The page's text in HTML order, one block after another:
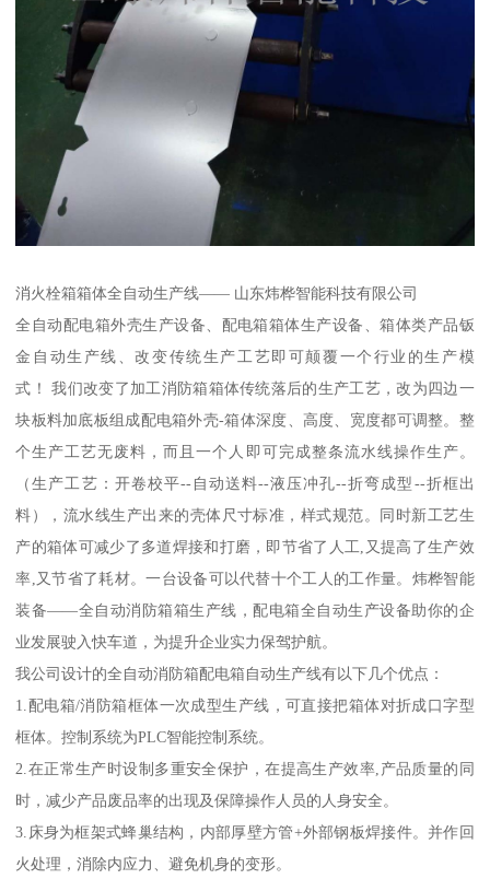
消火栓箱箱体全自动生产线—— 山东炜桦智能科技有限公司
全自动配电箱外壳生产设备、配电箱箱体生产设备、箱体类产品钣
金自动生产线、改变传统生产工艺即可颠覆一个行业的生产模
式！ 我们改变了加工消防箱箱体传统落后的生产工艺，改为四边一
块板料加底板组成配电箱外壳-箱体深度、高度、宽度都可调整。整
个生产工艺无废料，而且一个人即可完成整条流水线操作生产。
（生产工艺：开卷校平--自动送料--液压冲孔--折弯成型--折框出
料），流水线生产出来的壳体尺寸标准，样式规范。同时新工艺生
产的箱体可减少了多道焊接和打磨，即节省了人工,又提高了生产效
率,又节省了耗材。一台设备可以代替十个工人的工作量。炜桦智能
装备——全自动消防箱箱生产线，配电箱全自动生产设备助你的企
业发展驶入快车道，为提升企业实力保驾护航。
我公司设计的全自动消防箱配电箱自动生产线有以下几个优点：
1.配电箱/消防箱框体一次成型生产线，可直接把箱体对折成口字型
框体。控制系统为PLC智能控制系统。
2.在正常生产时设制多重安全保护，在提高生产效率,产品质量的同
时，减少产品废品率的出现及保障操作人员的人身安全。
3.床身为框架式蜂巢结构，内部厚壁方管+外部钢板焊接件。并作回
火处理，消除内应力、避免机身的变形。